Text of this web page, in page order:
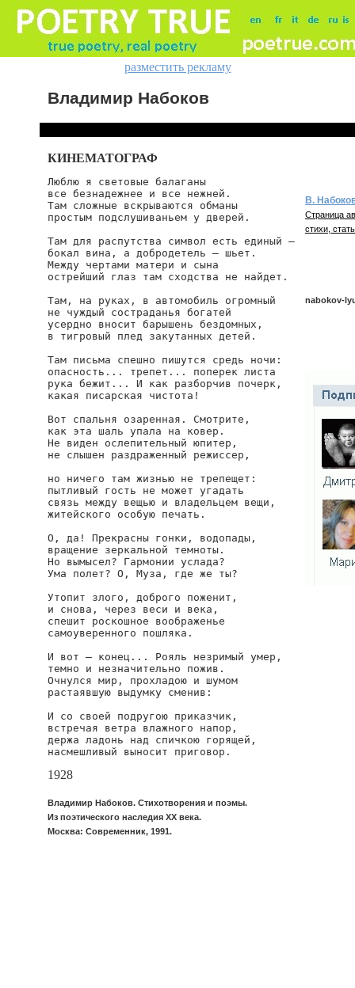
разместить рекламу
Владимир Набоков
КИНЕМАТОГРАФ
Люблю я световые балаганы
все безнадежнее и все нежней.
Там сложные вскрываются обманы
простым подслушиваньем у дверей.
Там для распутства символ есть единый —
бокал вина, а добродетель — шьет.
Между чертами матери и сына
острейший глаз там сходства не найдет.
Там, на руках, в автомобиль огромный
не чуждый состраданья богатей
усердно вносит барышень бездомных,
в тигровый плед закутанных детей.
Там письма спешно пишутся средь ночи:
опасность... трепет... поперек листа
рука бежит... И как разборчив почерк,
какая писарская чистота!
Вот спальня озаренная. Смотрите,
как эта шаль упала на ковер.
Не виден ослепительный юпитер,
не слышен раздраженный режиссер,
но ничего там жизнью не трепещет:
пытливый гость не может угадать
связь между вещью и владельцем вещи,
житейского особую печать.
О, да! Прекрасны гонки, водопады,
вращение зеркальной темноты.
Но вымысел? Гармонии услада?
Ума полет? О, Муза, где же ты?
Утопит злого, доброго поженит,
и снова, через веси и века,
спешит роскошное воображенье
самоуверенного пошляка.
И вот — конец... Рояль незримый умер,
темно и незначительно пожив.
Очнулся мир, прохладою и шумом
растаявшую выдумку сменив:
И со своей подругою приказчик,
встречая ветра влажного напор,
держа ладонь над спичкою горящей,
насмешливый выносит приговор.
1928
Владимир Набоков. Стихотворения и поэмы.
Из поэтического наследия XX века.
Москва: Современник, 1991.
В.
Страница
стихи,
nabokov-